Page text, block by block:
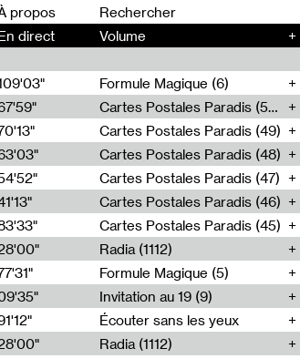
propos
direct Volume +
Formule Magique (6)
Cartes Postales Paradis (50)
Cartes Postales Paradis (49)
Cartes Postales Paradis (48)
Cartes Postales Paradis (47)
Cartes Postales Paradis (46)
Cartes Postales Paradis (45)
Radia (1112)
Formule Magique (5)
Invitation au 19 (9)
Écouter sans les yeux
Radia (1112)